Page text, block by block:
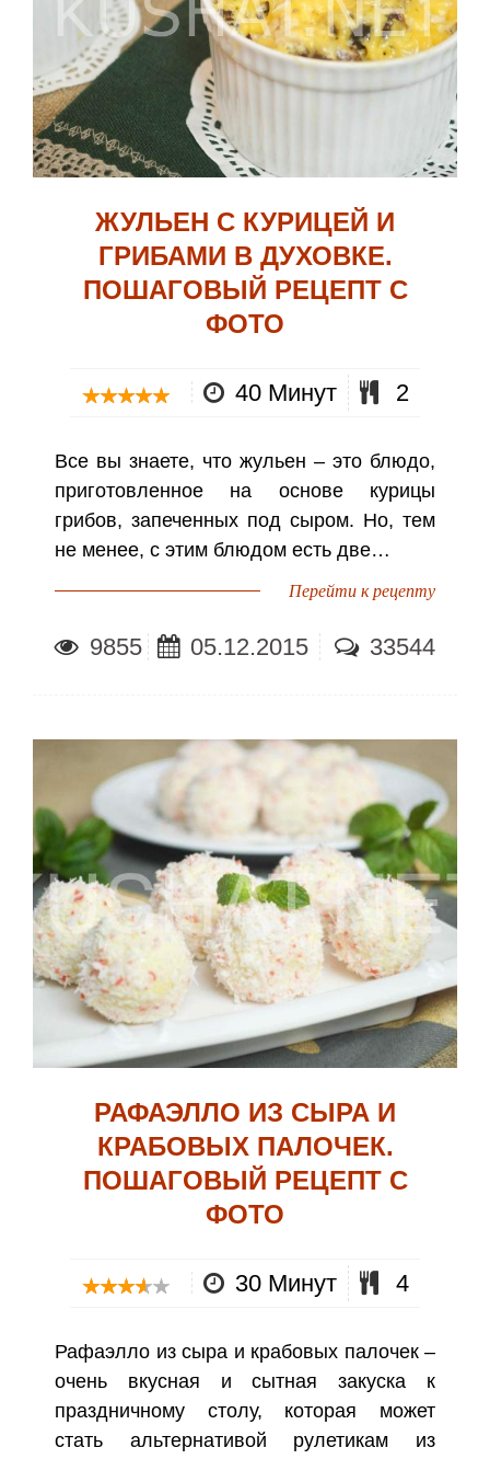
ЖУЛЬЕН С КУРИЦЕЙ И
ГРИБАМИ В ДУХОВКЕ.
ПОШАГОВЫЙ РЕЦЕПТ С
ФОТО
40 Минут 2
Все вы знаете, что жульен – это блюдо,
приготовленное на основе курицы
грибов, запеченных под сыром. Но, тем
не менее, с этим блюдом есть две…
Перейти к рецепту
9855 05.12.2015 33544
РАФАЭЛЛО ИЗ СЫРА И
КРАБОВЫХ ПАЛОЧЕК.
ПОШАГОВЫЙ РЕЦЕПТ С
ФОТО
30 Минут 4
Рафаэлло из сыра и крабовых палочек –
очень вкусная и сытная закуска к
праздничному столу, которая может
стать альтернативой рулетикам из